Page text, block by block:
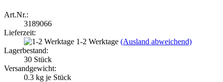
Art.Nr.:
3189066
Lieferzeit:
1-2 Werktage (Ausland abweichend)
Lagerbestand:
30 Stück
Versandgewicht:
0.3 kg je Stück